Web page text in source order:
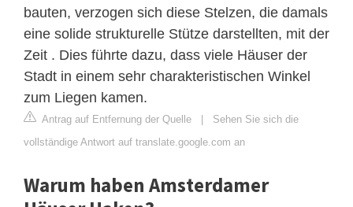
bauten, verzogen sich diese Stelzen, die damals
eine solide strukturelle Stütze darstellten, mit der
Zeit . Dies führte dazu, dass viele Häuser der
Stadt in einem sehr charakteristischen Winkel
zum Liegen kamen.
Antrag auf Entfernung der Quelle | Sehen Sie sich die
vollständige Antwort auf translate.google.com an
Warum haben Amsterdamer